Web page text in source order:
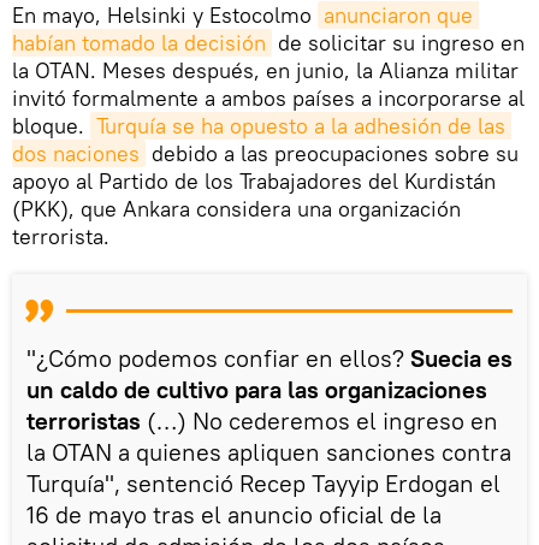
En mayo, Helsinki y Estocolmo anunciaron que
habían tomado la decisión de solicitar su ingreso en
la OTAN. Meses después, en junio, la Alianza militar
invitó formalmente a ambos países a incorporarse al
bloque. Turquía se ha opuesto a la adhesión de las
dos naciones debido a las preocupaciones sobre su
apoyo al Partido de los Trabajadores del Kurdistán
(PKK), que Ankara considera una organización
terrorista.
"¿Cómo podemos confiar en ellos? Suecia es
un caldo de cultivo para las organizaciones
terroristas (…) No cederemos el ingreso en
la OTAN a quienes apliquen sanciones contra
Turquía", sentenció Recep Tayyip Erdogan el
16 de mayo tras el anuncio oficial de la